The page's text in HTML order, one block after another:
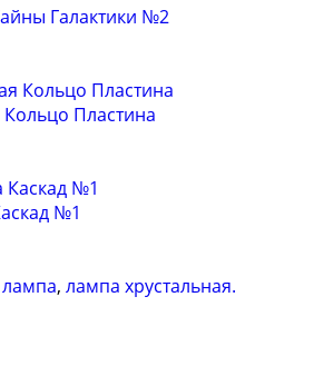
Галактики №2
Пластина
№1
, лампа хрустальная.